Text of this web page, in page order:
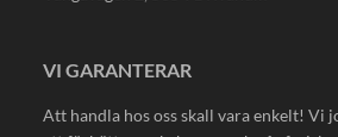
VI GARANTERAR
Att handla hos oss skall vara enkelt! Vi